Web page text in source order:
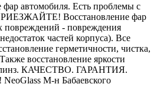
фар автомобиля. Есть проблемы с
Восстановление фар
повреждений - повреждения
частей корпуса). Все
герметичности, чистка,
восстановление яркости
линз. КАЧЕСТВО. ГАРАНТИЯ.
М-н Бабаевского